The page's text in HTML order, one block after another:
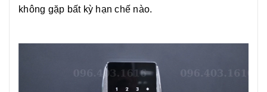
không gặp bất kỳ hạn chế nào.